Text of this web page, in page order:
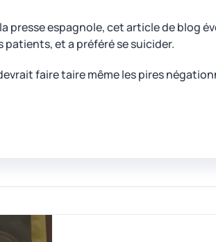
presse espagnole, cet article de blog
et a préféré se suicider.
faire taire même les pires